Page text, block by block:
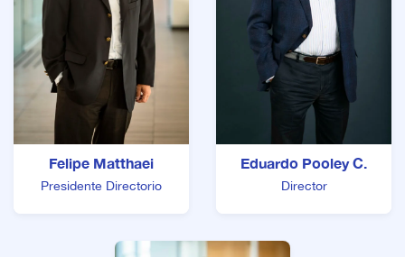
Felipe Matthaei
Presidente Directorio
Eduardo Pooley C.
Director